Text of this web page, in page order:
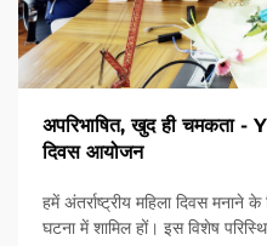
अपरिभाषित, खुद ही चमकता -
दिवस आयोजन
हमें अंतर्राष्ट्रीय महिला दिवस
घटना में शामिल हों। इस विशेष